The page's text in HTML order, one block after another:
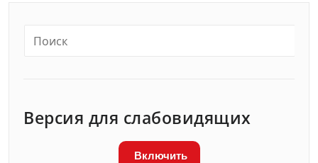
Версия для слабовидящих
Включить